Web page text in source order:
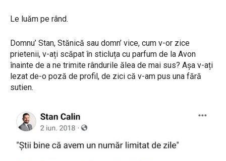
Le luăm pe rând.
Domnu’ Stan, Stănică sau domn’ vice, cum v-or zice
prietenii, v-ați scăpat în sticluța cu parfum de la Avon
înainte de a ne trimite rândurile ălea de mai sus? Așa v-ați
lezat de-o poză de profil, de zici că v-am pus una fără
sutien.